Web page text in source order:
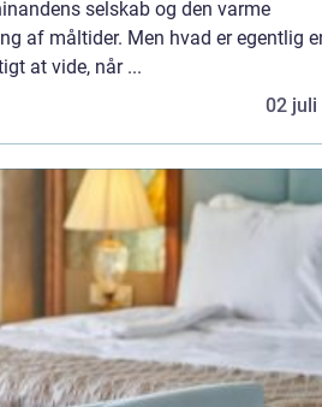
selskab og den varme
af måltider. Men hvad er egentlig
at vide, når ...
02 juli